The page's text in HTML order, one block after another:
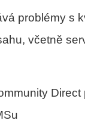
problémy s
včetně
Direct